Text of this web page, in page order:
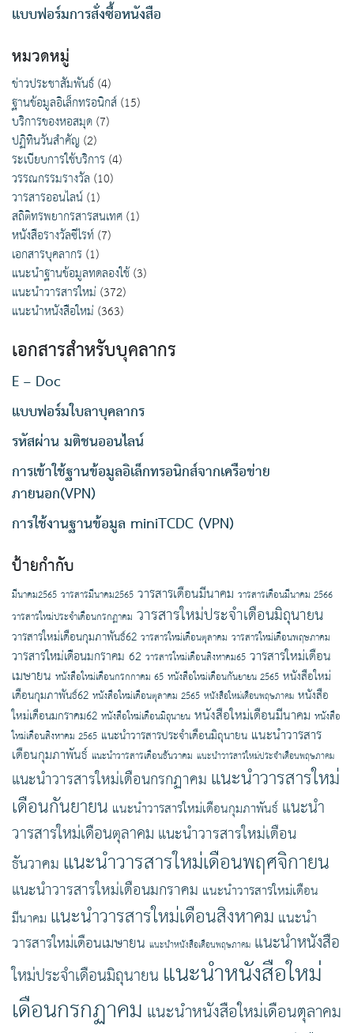
แบบฟอร์มการสั่งซื้อหนังสือ
หมวดหมู่
ข่าวประชาสัมพันธ์(4)
ฐานข้อมูลอิเล็กทรอนิกส์(15)
บริการของหอสมุด(7)
ปฏิทินวันสำคัญ(2)
ระเบียบการใช้บริการ (4)
วรรณกรรมรางวัล (10)
วารสารออนไลน์(1)
สถิติทรพยากรสารสนเทศ(1)
หนังสือรางวัลซีไรท์(7)
เอกสารบุคลากร (1)
แนะนำฐานข้อมูลทดลองใช้(3)
แนะนำวารสารใหม่ (372)
แนะนำหนังสือใหม่ (363)
เอกสารสำหรับบุคลากร
E – Doc
แบบฟอร์มใบลาบุคลากร
รหัสผ่าน มติชนออนไลน์
การเข้าใช้ฐานข้อมูลอิเล็กทรอนิกส์จากเครือข่าย
ภายนอก(VPN)
การใช้งานฐานข้อมูล miniTCDC (VPN)
ป้ายกำกับ
มีนาคม2565 วารสารมีนาคม2565 วารสารเดือนมีนาคม วารสารเดือนมีนาคม 2566
วารสารใหม่ประจำเดือนกรกฏาคม วารสารใหม่ประจำเดือนมิถุนายน
วารสารใหม่เดือนกุมภาพันธ์62 วารสารใหม่เดือนตุลาคม วารสารใหม่เดือนพฤษภาคม
วารสารใหม่เดือนมกราคม 62 วารสารใหม่เดือนสิงหาคม65 วารสารใหม่เดือน
เมษายน หนังสือใหม่เดือนกรกกาคม 65 หนังสือใหม่เดือนกันยายน 2565 หนังสือใหม่
เดือนกุมภาพันธ์62 หนังสือใหม่เดือนตุลาคม 2565 หนังสือใหม่เดือนพฤษภาคม หนังสือ
ใหม่เดือนมกราคม62 หนังสือใหม่เดือนมิถุนายน หนังสือใหม่เดือนมีนาคม หนังสือ
ใหม่เดือนสิงหาคม 2565 แนะนำวารสารประจำเดือนมิถุนายน แนะนำวารสาร
เดือนกุมภาพันธ์ แนะนำวารสารเดือนธันวาคม แนะนำวารสารใหม่ประจำเดือนพฤษภาคม
แนะนำวารสารใหม่เดือนกรกฏาคม แนะนำวารสารใหม่
เดือนกันยายน แนะนำวารสารใหม่เดือนกุมภาพันธ์ แนะนำ
วารสารใหม่เดือนตุลาคม แนะนำวารสารใหม่เดือน
ธันวาคม แนะนำวารสารใหม่เดือนพฤศจิกายน
แนะนำวารสารใหม่เดือนมกราคม แนะนำวารสารใหม่เดือน
มีนาคม แนะนำวารสารใหม่เดือนสิงหาคม แนะนำ
วารสารใหม่เดือนเมษายน แนะนำหนังสือเดือนพฤษภาคม แนะนำหนังสือ
ใหม่ประจำเดือนมิถุนายน แนะนำหนังสือใหม่
เดือนกรกฏาคม แนะนำหนังสือใหม่เดือนตุลาคม